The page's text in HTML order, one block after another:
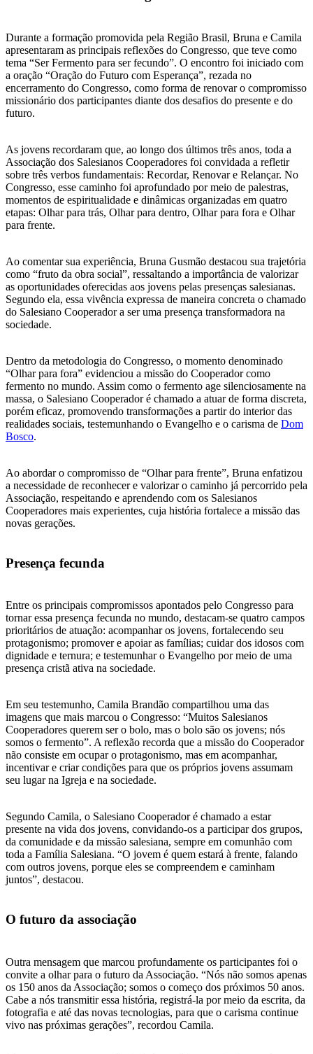
Durante a formação promovida pela Região Brasil, Bruna e Camila
apresentaram as principais reflexões do Congresso, que teve como
tema “Ser Fermento para ser fecundo”. O encontro foi iniciado com
a oração “Oração do Futuro com Esperança”, rezada no
encerramento do Congresso, como forma de renovar o compromisso
missionário dos participantes diante dos desafios do presente e do
futuro.
As jovens recordaram que, ao longo dos últimos três anos, toda a
Associação dos Salesianos Cooperadores foi convidada a refletir
sobre três verbos fundamentais: Recordar, Renovar e Relançar. No
Congresso, esse caminho foi aprofundado por meio de palestras,
momentos de espiritualidade e dinâmicas organizadas em quatro
etapas: Olhar para trás, Olhar para dentro, Olhar para fora e Olhar
para frente.
Ao comentar sua experiência, Bruna Gusmão destacou sua trajetória
como “fruto da obra social”, ressaltando a importância de valorizar
as oportunidades oferecidas aos jovens pelas presenças salesianas.
Segundo ela, essa vivência expressa de maneira concreta o chamado
do Salesiano Cooperador a ser uma presença transformadora na
sociedade.
Dentro da metodologia do Congresso, o momento denominado
“Olhar para fora” evidenciou a missão do Cooperador como
fermento no mundo. Assim como o fermento age silenciosamente na
massa, o Salesiano Cooperador é chamado a atuar de forma discreta,
porém eficaz, promovendo transformações a partir do interior das
realidades sociais, testemunhando o Evangelho e o carisma de Dom
Bosco.
Ao abordar o compromisso de “Olhar para frente”, Bruna enfatizou
a necessidade de reconhecer e valorizar o caminho já percorrido pela
Associação, respeitando e aprendendo com os Salesianos
Cooperadores mais experientes, cuja história fortalece a missão das
novas gerações.
Presença fecunda
Entre os principais compromissos apontados pelo Congresso para
tornar essa presença fecunda no mundo, destacam-se quatro campos
prioritários de atuação: acompanhar os jovens, fortalecendo seu
protagonismo; promover e apoiar as famílias; cuidar dos idosos com
dignidade e ternura; e testemunhar o Evangelho por meio de uma
presença cristã ativa na sociedade.
Em seu testemunho, Camila Brandão compartilhou uma das
imagens que mais marcou o Congresso: “Muitos Salesianos
Cooperadores querem ser o bolo, mas o bolo são os jovens; nós
somos o fermento”. A reflexão recorda que a missão do Cooperador
não consiste em ocupar o protagonismo, mas em acompanhar,
incentivar e criar condições para que os próprios jovens assumam
seu lugar na Igreja e na sociedade.
Segundo Camila, o Salesiano Cooperador é chamado a estar
presente na vida dos jovens, convidando-os a participar dos grupos,
da comunidade e da missão salesiana, sempre em comunhão com
toda a Família Salesiana. “O jovem é quem estará à frente, falando
com outros jovens, porque eles se compreendem e caminham
juntos”, destacou.
O futuro da associação
Outra mensagem que marcou profundamente os participantes foi o
convite a olhar para o futuro da Associação. “Nós não somos apenas
os 150 anos da Associação; somos o começo dos próximos 50 anos.
Cabe a nós transmitir essa história, registrá-la por meio da escrita, da
fotografia e até das novas tecnologias, para que o carisma continue
vivo nas próximas gerações”, recordou Camila.